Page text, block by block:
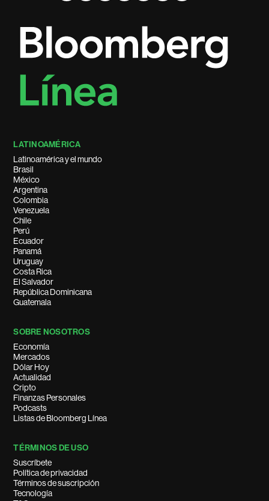
LATINOAMÉRICA
Latinoamérica y el mundo
Brasil
México
Argentina
Colombia
Venezuela
Chile
Perú
Ecuador
Panamá
Uruguay
Costa Rica
El Salvador
República Dominicana
Guatemala
SOBRE NOSOTROS
Economía
Mercados
Dólar Hoy
Actualidad
Cripto
Finanzas Personales
Podcasts
Listas de Bloomberg Línea
TÉRMINOS DE USO
Suscríbete
Política de privacidad
Términos de suscripción
Tecnología